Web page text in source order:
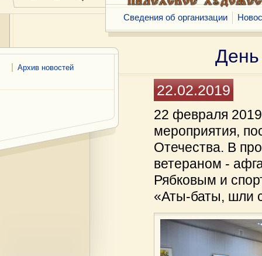
Архив новостей
Сведения об организации
День
22.02.2019
22 февраля
мероприятия,
Отечества. В
ветераном -
Рябковым и
«Аты-баты, шли